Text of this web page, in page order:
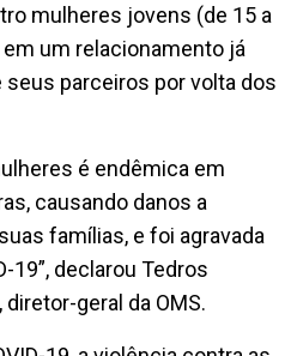
mulheres jovens (de 15 a
um relacionamento já
parceiros por volta dos
é endêmica em
causando danos a
famílias, e foi agravada
19”, declarou Tedros
geral da OMS.